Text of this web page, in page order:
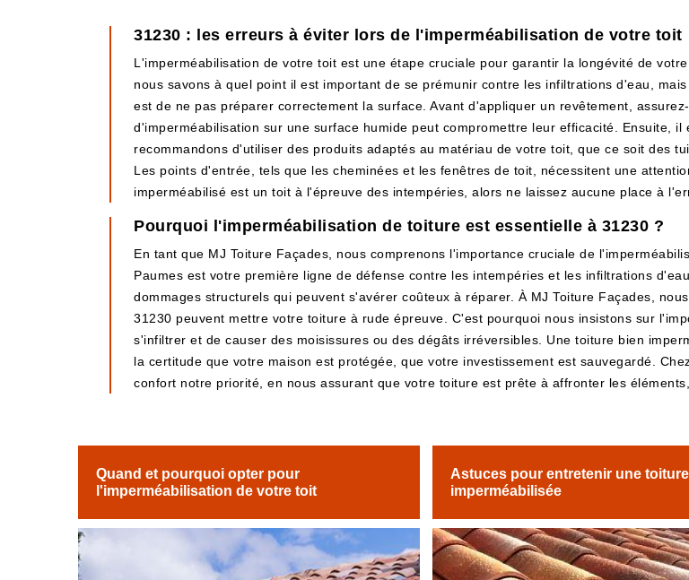
31230 : les erreurs à éviter lors de l'imperméabilisation de votre toit
L'imperméabilisation de votre toit est une étape cruciale pour garantir la longévité de
nous savons à quel point il est important de se prémunir contre les infiltrations d'eau,
est de ne pas préparer correctement la surface. Avant d'appliquer un revêtement,
d'imperméabilisation sur une surface humide peut compromettre leur efficacité. Ensuite,
recommandons d'utiliser des produits adaptés au matériau de votre toit, que ce soit des
Les points d'entrée, tels que les cheminées et les fenêtres de toit, nécessitent une
imperméabilisé est un toit à l'épreuve des intempéries, alors ne laissez aucune place à
Pourquoi l'imperméabilisation de toiture est essentielle à 31230 ?
En tant que MJ Toiture Façades, nous comprenons l'importance cruciale de
Paumes est votre première ligne de défense contre les intempéries et les infiltrations
dommages structurels qui peuvent s'avérer coûteux à réparer. À MJ Toiture Façades,
31230 peuvent mettre votre toiture à rude épreuve. C'est pourquoi nous insistons sur
s'infiltrer et de causer des moisissures ou des dégâts irréversibles. Une toiture bien
la certitude que votre maison est protégée, que votre investissement est sauvegardé.
confort notre priorité, en nous assurant que votre toiture est prête à affronter les
Quand et pourquoi opter pour
l'imperméabilisation de votre toit
Astuces pour entretenir une
imperméabilisée